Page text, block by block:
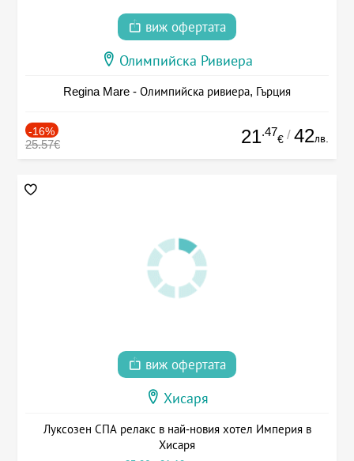
виж офертата
Олимпийска Ривиера
Regina Mare - Олимпийска ривиера, Гърция
-16%
25.57€ 21.47
€ / 42лв.
виж офертата
Хисаря
Луксозен СПА релакс в най-новия хотел Империя в
Хисаря